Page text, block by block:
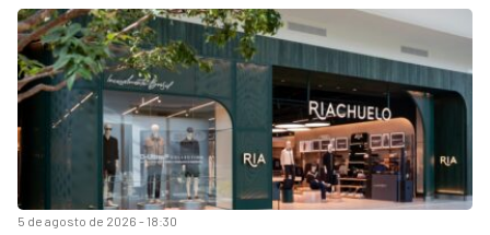
5 de agosto de 2026 - 18:30